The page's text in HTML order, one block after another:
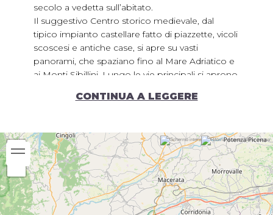
secolo a vedetta sull’abitato.
Il suggestivo Centro storico medievale, dal
tipico impianto castellare fatto di piazzette, vicoli
scoscesi e antiche case, si apre su vasti
panorami, che spaziano fino al Mare Adriatico e
ai Monti Sibillini. Lungo le vie principali si aprono
offrono ai più curiosi dimostrazioni artistiche e
ed all'insolito Parco delle Sculture, di cui il
paesaggio circostante è la suggestiva
scenografia naturale. Il percorso in bici prevede
la visita al centro storico e ai dintorni attraverso
sentieri da poco riscoperti, poi scende a valle
percorrendo un tratto lungo il fiume Fiastra
CONTINUA A LEGGERE